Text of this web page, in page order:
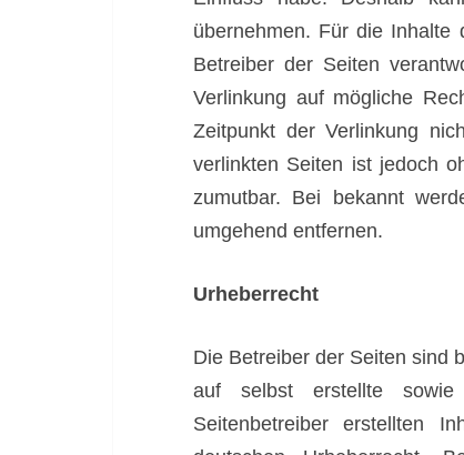
übernehmen. Für die Inhalte
Betreiber der Seiten
Verlinkung auf mögliche
Zeitpunkt der Verlinkung
verlinkten Seiten ist jedoch
zumutbar. Bei bekannt
umgehend entfernen.
Urheberrecht
Die Betreiber der Seiten sind
auf selbst erstellte sowie
Seitenbetreiber erstellten